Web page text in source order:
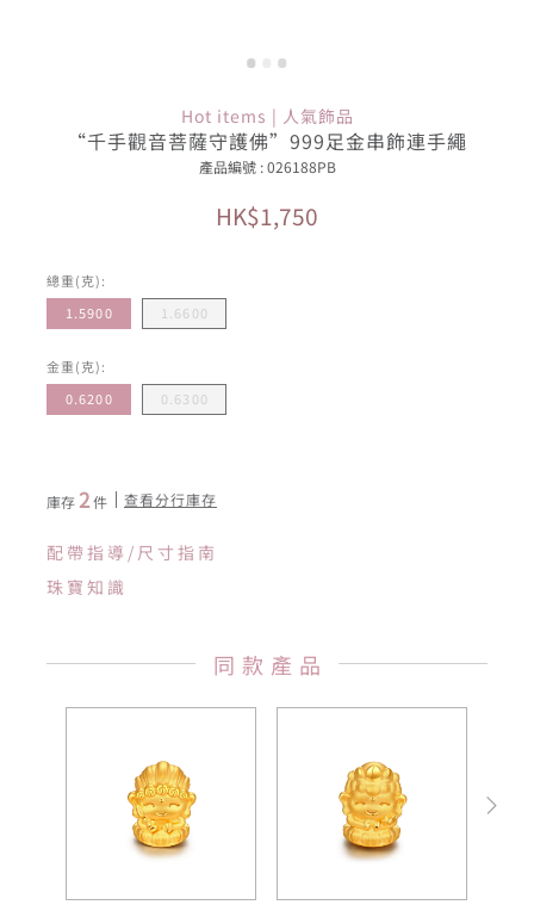
Hot items | 人氣飾品
“千手觀音菩薩守護佛”999足金串飾連手繩
產品編號 : 026188PB
HK$1,750
總重(克):
1.5900
1.6600
金重(克):
0.6200
0.6300
庫存 2件 查看分行庫存
配帶指導/尺寸指南
珠寶知識
同款產品